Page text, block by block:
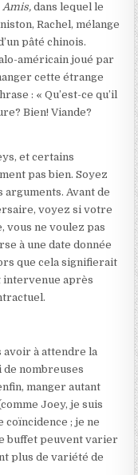
Amis,dans lequel le
Rachel, mélange
pâté chinois.
américain joué par
cette étrange
: « Qu’est-ce qu’il
Bien! Viande?
et certains
pas bien. Soyez
Avant de
voyez si votre
vous ne voulez pas
à une date donnée
que cela signifierait
intervenue après
avoir à attendre la
nombreuses
manger autant
Joey, je suis
coïncidence ; je ne
buffet peuvent varier
plus de variété de